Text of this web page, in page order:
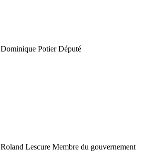
Dominique Potier Député
Roland Lescure Membre du gouvernement